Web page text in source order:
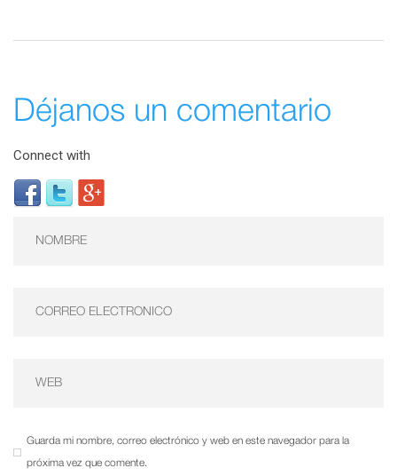
Déjanos un comentario
Connect with
Guarda mi nombre, correo electrónico y web en este navegador para la
próxima vez que comente.